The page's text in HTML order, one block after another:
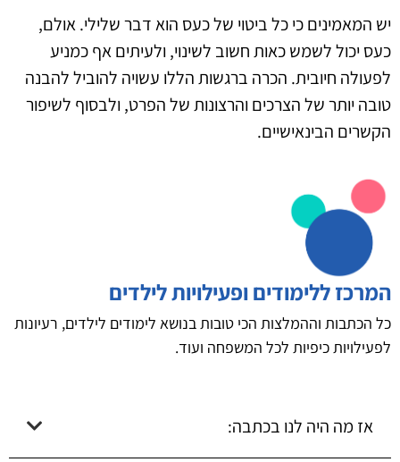
יש המאמינים כי כל ביטוי של כעס הוא דבר שלילי. אולם,
כעס יכול לשמש כאות חשוב לשינוי, ולעיתים אף כמניע
לפעולה חיובית. הכרה ברגשות הללו עשויה להוביל להבנה
טובה יותר של הצרכים והרצונות של הפרט, ולבסוף לשיפור
הקשרים הבינאישיים.
המרכז ללימודים ופעילויות לילדים
כל הכתבות וההמלצות הכי טובות בנושא לימודים לילדים, רעיונות
לפעילויות כיפיות לכל המשפחה ועוד.
אז מה היה לנו בכתבה: